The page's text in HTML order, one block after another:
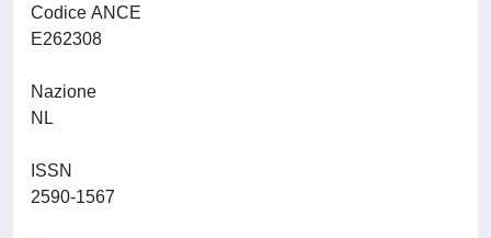
Codice ANCE
Nazione
ISSN